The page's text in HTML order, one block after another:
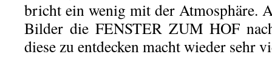
bricht ein wenig mit der Atmosphäre.
Bilder die FENSTER ZUM HOF
diese zu entdecken macht wieder sehr